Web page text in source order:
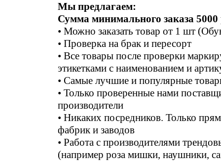
Мы предлагаем:
Сумма минимального заказа 5000
• Можно заказать товар от 1 шт
• Проверка на брак и пересорт
• Все товары после проверки
этикетками с наименованием и
• Самые лучшие и популярные
• Только проверенные нами
производители
• Никаких посредников. Только
фабрик и заводов
• Работа с производителями
(например роза мишки, наушники,